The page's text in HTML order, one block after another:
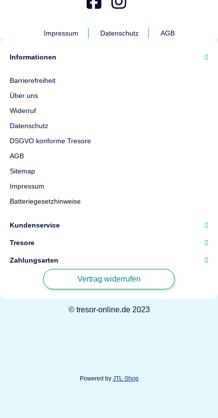
Impressum Datenschutz AGB
Informationen
Barrierefreiheit
Über uns
Widerruf
Datenschutz
DSGVO konforme Tresore
AGB
Sitemap
Impressum
Batteriegesetzhinweise
Kundenservice
Tresore
Zahlungsarten
Vertrag widerrufen
© tresor-online.de 2023
Powered by JTL-Shop